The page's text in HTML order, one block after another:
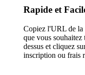
Rapide et
Copiez l'URL de la
que vous souhaitez
dessus et cliquez
inscription ou frais